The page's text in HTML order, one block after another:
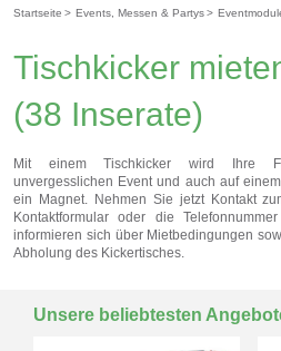
Startseite > Events, Messen & Partys>
Tischkicker
(38 Inserate)
Mit einem Tischkicker wird Ihre
unvergesslichen Event und auch auf
ein Magnet. Nehmen Sie jetzt Kontakt
Kontaktformular oder die
informieren sich über Mietbedingungen
Abholung des Kickertisches.
Unsere beliebtesten